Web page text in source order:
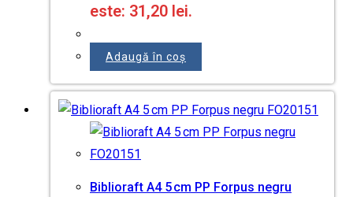
este: 31,20 lei.
Adaugă în coș
Biblioraft A4 5 cm PP Forpus negru